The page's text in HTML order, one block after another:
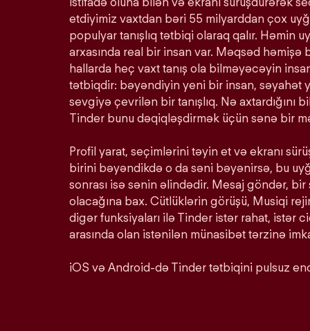
etdiyimiz vaxtdan bəri 55 milyarddan çox
populyar tanışlıq tətbiqi olaraq qalır. Həmin
arxasında real bir insan var. Məqsəd həmişə
hallarda heç vaxt tanış ola bilməyəcəyin
tətbiqdir: bəyəndiyin yeni bir insan, səyahət
sevgiyə çevrilən bir tanışlıq. Nə axtardığını
Tinder bunu dəqiqləşdirmək üçün sənə bir
Profil yarat, seçimlərini təyin et və ekranı
birini bəyəndikdə o da səni bəyənirsə, bu
sonrası isə sənin əlindədir. Mesaj göndər, bir
olacağına bax. Cütlüklərin görüşü, Musiqi
digər funksiyaları ilə Tinder istər rahat, istər
arasında olan istənilən münasibət tərzinə
iOS və Android-də Tinder tətbiqini pulsuz